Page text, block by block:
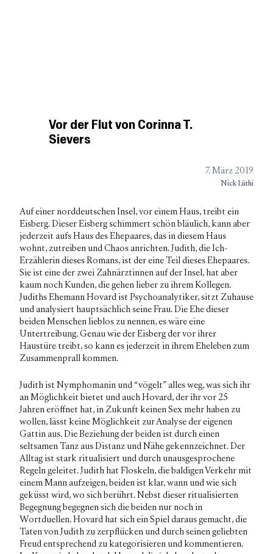
Vor der Flut von Corinna T.
Sievers
7. März 2019
Nick Lüthi
Auf einer norddeutschen Insel, vor einem Haus, treibt ein
Eisberg. Dieser Eisberg schimmert schön bläulich, kann aber
jederzeit aufs Haus des Ehepaares, das in diesem Haus
wohnt, zutreiben und Chaos anrichten. Judith, die Ich-
Erzählerin dieses Romans, ist der eine Teil dieses Ehepaares.
Sie ist eine der zwei Zahnärztinnen auf der Insel, hat aber
kaum noch Kunden, die gehen lieber zu ihrem Kollegen.
Judiths Ehemann Hovard ist Psychoanalytiker, sitzt Zuhause
und analysiert hauptsächlich seine Frau. Die Ehe dieser
beiden Menschen lieblos zu nennen, es wäre eine
Untertreibung. Genau wie der Eisberg der vor ihrer
Haustüre treibt, so kann es jederzeit in ihrem Eheleben zum
Zusammenprall kommen.
Judith ist Nymphomanin und “vögelt” alles weg, was sich ihr
an Möglichkeit bietet und auch Hovard, der ihr vor 25
Jahren eröffnet hat, in Zukunft keinen Sex mehr haben zu
wollen, lässt keine Möglichkeit zur Analyse der eigenen
Gattin aus. Die Beziehung der beiden ist durch einen
seltsamen Tanz aus Distanz und Nähe gekennzeichnet. Der
Alltag ist stark ritualisiert und durch unausgesprochene
Regeln geleitet. Judith hat Floskeln, die baldigen Verkehr mit
einem Mann aufzeigen, beiden ist klar, wann und wie sich
geküsst wird, wo sich berührt. Nebst dieser ritualisierten
Begegnung begegnen sich die beiden nur noch in
Wortduellen. Hovard hat sich ein Spiel daraus gemacht, die
Taten von Judith zu zerpflücken und durch seinen geliebten
Freud entsprechend zu kategorisieren und kommentieren.